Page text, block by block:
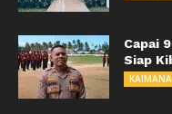
Capai
Siap
KAIMANA